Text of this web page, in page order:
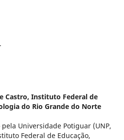
Castro, Instituto Federal de
do Rio Grande do Norte
Universidade Potiguar (UNP,
Federal de Educação,